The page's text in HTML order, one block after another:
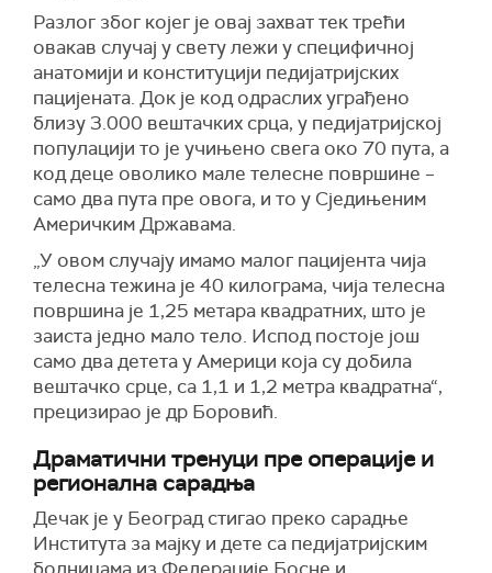
Разлог због којег је овај захват тек трећи
овакав случај у свету лежи у специфичној
анатомији и конституцији педијатријских
пацијената. Док је код одраслих уграђено
близу 3.000 вештачких срца, у педијатријској
популацији то је учињено свега око 70 пута, а
код деце оволико мале телесне површине –
само два пута пре овога, и то у Сједињеним
Америчким Државама.
„У овом случају имамо малог пацијента чија
телесна тежина је 40 килограма, чија телесна
површина је 1,25 метара квадратних, што је
заиста једно мало тело. Испод постоје још
само два детета у Америци која су добила
вештачко срце, са 1,1 и 1,2 метра квадратна“,
прецизирао је др Боровић.
Драматични тренуци пре операције и
регионална сарадња
Дечак је у Београд стигао преко сарадње
Института за мајку и дете са педијатријским